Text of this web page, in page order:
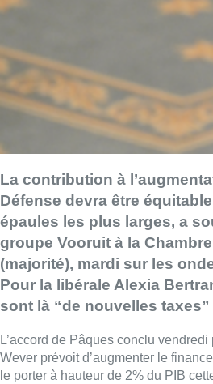
La contribution à
Défense devra être
épaules les plus larges, a
groupe Vooruit à la
(majorité), mardi sur les
Pour la libérale Alexia
sont là “de nouvelles
L’accord de Pâques conclu
Wever prévoit d’augmenter le
le porter à hauteur de 2% du PIB